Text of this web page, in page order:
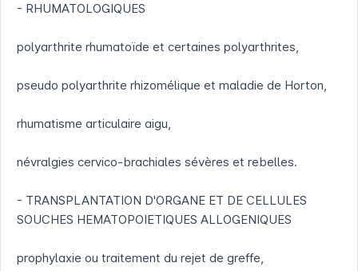
- RHUMATOLOGIQUES
polyarthrite rhumatoïde et certaines polyarthrites,
pseudo polyarthrite rhizomélique et maladie de Horton,
rhumatisme articulaire aigu,
névralgies cervico-brachiales sévères et rebelles.
- TRANSPLANTATION D'ORGANE ET DE CELLULES
SOUCHES HEMATOPOIETIQUES ALLOGENIQUES
prophylaxie ou traitement du rejet de greffe,